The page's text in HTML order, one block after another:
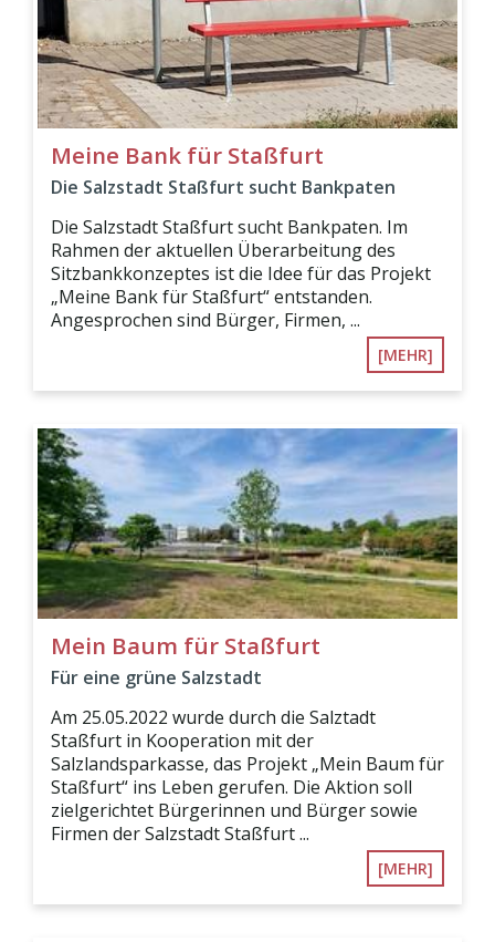
Meine Bank für Staßfurt
Die Salzstadt Staßfurt sucht Bankpaten
Die Salzstadt Staßfurt sucht Bankpaten. Im
Rahmen der aktuellen Überarbeitung des
Sitzbankkonzeptes ist die Idee für das Projekt
„Meine Bank für Staßfurt“ entstanden.
Angesprochen sind Bürger, Firmen, ...
[MEHR]
Mein Baum für Staßfurt
Für eine grüne Salzstadt
Am 25.05.2022 wurde durch die Salztadt
Staßfurt in Kooperation mit der
Salzlandsparkasse, das Projekt „Mein Baum für
Staßfurt“ ins Leben gerufen. Die Aktion soll
zielgerichtet Bürgerinnen und Bürger sowie
Firmen der Salzstadt Staßfurt ...
[MEHR]